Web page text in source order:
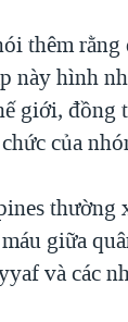
Ở VIỆT NAM
KIM TẠI VIỆT
PHỦ VIỆT
SÓNG TRỘM
VỌNG TỪ
thêm rằng
này hình
giới, đồng
của
thường
giữa
và các